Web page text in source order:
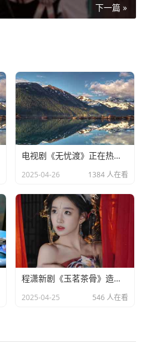
下一篇 »
电视剧《无忧渡》正在热播，24岁女演员夏依丹被曝去世
2025-04-26 1384 人在看
程潇新剧《玉茗茶骨》造型引热议：灵动少女却略显老态
2025-04-25 546 人在看